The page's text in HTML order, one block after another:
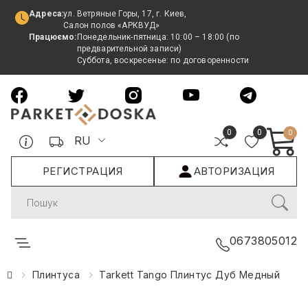
Адреса:ул. Ветряные Горы, 17, г. Киев,
Салон полов «АРКВУД»
Працюємо: Понедельник-пятница: 10:00 – 18:00 (по
предварительной записи)
Суббота, воскресенье: по договоренности
RU
0 0 0
РЕГИСТРАЦИЯ АВТОРИЗАЦИЯ
Search
0673805012
Плинтуса Tarkett Tango Плинтус Дуб Медный